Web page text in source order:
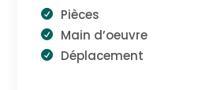
Pièces
Main d’oeuvre
Déplacement